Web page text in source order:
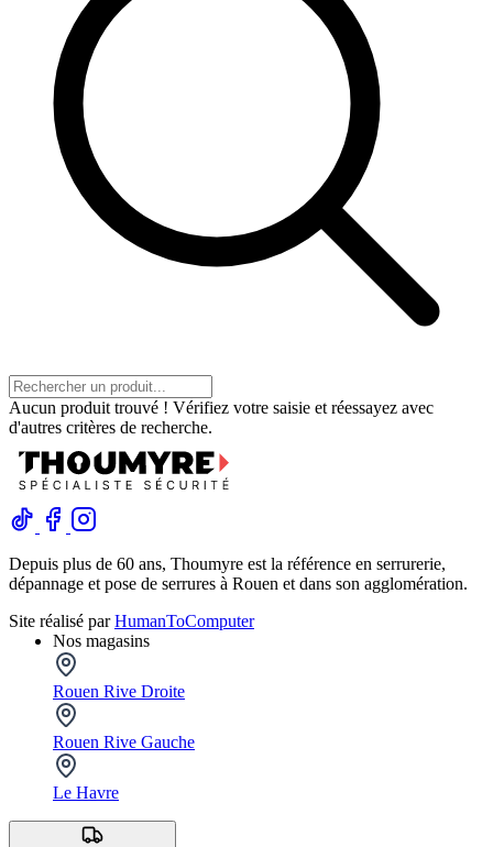
Aucun produit trouvé ! Vérifiez votre saisie et réessayez avec
d'autres critères de recherche.
Depuis plus de 60 ans, Thoumyre est la référence en serrurerie,
dépannage et pose de serrures à Rouen et dans son agglomération.
Site réalisé parHumanToComputer
Nos magasins
Rouen Rive Droite
Rouen Rive Gauche
Le Havre